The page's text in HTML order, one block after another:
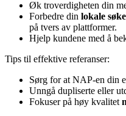
Øk troverdigheten din
Forbedre din lokale
på tvers av plattformer.
Hjelp kundene med å
Tips til effektive referanser:
Sørg for at NAP-en din
Unngå dupliserte eller
Fokuser på høy kvalitet